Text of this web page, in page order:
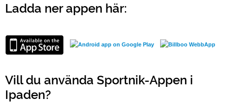
Ladda ner appen här:
Vill du använda Sportnik-Appen i
Ipaden?